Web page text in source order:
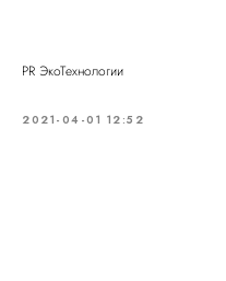
PR ЭкоТехнологии
2021-04-01 12:52